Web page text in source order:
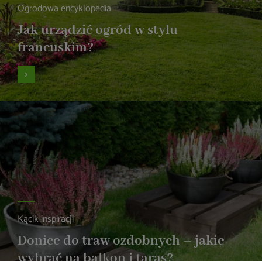
Ogrodowa encyklopedia
Jak urządzić ogród w stylu
francuskim?
Kącik inspiracji
Donice do traw ozdobnych – jakie